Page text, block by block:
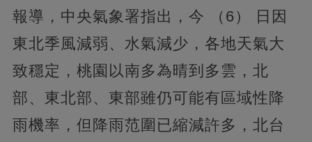
報導，中央氣象署指出，今 （6） 日因
東北季風減弱、水氣減少，各地天氣大
致穩定，桃園以南多為晴到多雲，北
部、東北部、東部雖仍可能有區域性降
雨機率，但降雨范圍已縮減許多，北台